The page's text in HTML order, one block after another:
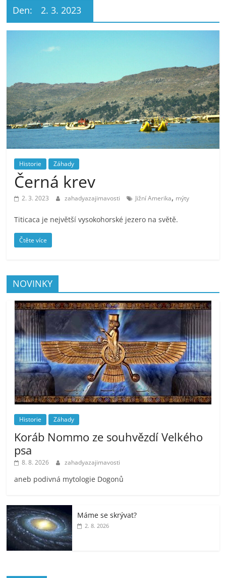
Den: 2. 3. 2023
Historie Záhady
Černá krev
2. 3. 2023 zahadyazajimavosti Jižní Amerika, mýty
Titicaca je největší vysokohorské jezero na světě.
Čtěte více
NOVINKY
Historie Záhady
Koráb Nommo ze souhvězdí Velkého
psa
8. 8. 2026 zahadyazajimavosti
aneb podivná mytologie Dogonů
Máme se skrývat?
2. 8. 2026